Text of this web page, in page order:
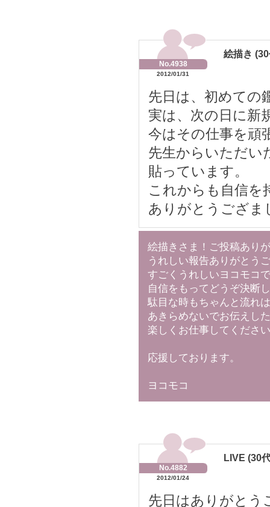
絵描き
No.4938
2012/01/31
先日は、初めての
実は、次の日に新
今はその仕事を頑
先生からいただい
貼っています。
これからも自信を
ありがとうござま
絵描きさま！ご投稿あり
うれしい報告ありがとう
すごくうれしいヨコモコ
自信をもってどうぞ決断
駄目な時もちゃんと流れ
あきらめないでお伝えし
楽しくお仕事してくださ
応援しております。
ヨコモコ
LIVE (30
No.4882
2012/01/24
先日はありがとう